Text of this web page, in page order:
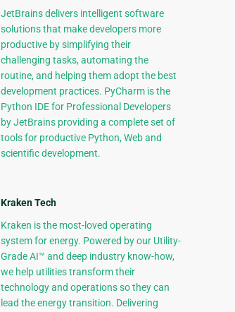
JetBrains delivers intelligent software
solutions that make developers more
productive by simplifying their
challenging tasks, automating the
routine, and helping them adopt the best
development practices. PyCharm is the
Python IDE for Professional Developers
by JetBrains providing a complete set of
tools for productive Python, Web and
scientific development.
Kraken Tech
Kraken is the most-loved operating
system for energy. Powered by our Utility-
Grade AI™ and deep industry know-how,
we help utilities transform their
technology and operations so they can
lead the energy transition. Delivering